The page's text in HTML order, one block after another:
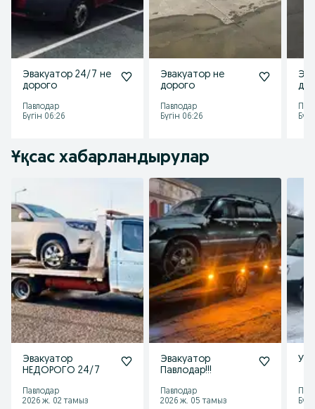
Эвакуатор 24/7 не
дорого
Павлодар
Бүгін 06:26
Эвакуатор не
дорого
Павлодар
Бүгін 06:26
Ұқсас хабарландырулар
Эвакуатор
НЕДОРОГО 24/7
Павлодар
2026 ж. 02 тамыз
Эвакуатор
Павлодар!!!
Павлодар
2026 ж. 05 тамыз